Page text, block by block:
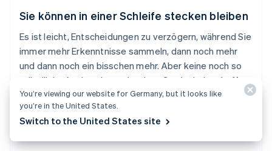
Sie können in einer Schleife stecken bleiben
Es ist leicht, Entscheidungen zu verzögern, während Sie
immer mehr Erkenntnisse sammeln, dann noch mehr
und dann noch ein bisschen mehr. Aber keine noch so
gründliche Analyse kann absolute Gewissheit schaffen.
Irgendwann müssen Sie handeln – und sich vornehmen,
weiter zu lernen.
You’re viewing our website for Germany, but it looks like
you’re in the United States.
Switch to the United States site